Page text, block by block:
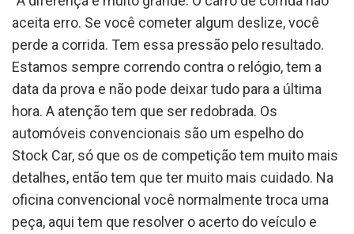
aceita erro. Se você cometer algum deslize, você
perde a corrida. Tem essa pressão pelo resultado.
Estamos sempre correndo contra o relógio, tem a
data da prova e não pode deixar tudo para a última
hora. A atenção tem que ser redobrada. Os
automóveis convencionais são um espelho do
Stock Car, só que os de competição tem muito mais
detalhes, então tem que ter muito mais cuidado. Na
oficina convencional você normalmente troca uma
peça, aqui tem que resolver o acerto do veículo e